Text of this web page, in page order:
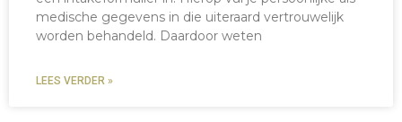
medische gegevens in die uiteraard vertrouwelijk
worden behandeld. Daardoor weten
LEES VERDER »